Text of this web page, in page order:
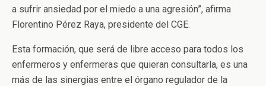
a sufrir ansiedad por el miedo a una agresión”, afirma
Florentino Pérez Raya, presidente del CGE.
Esta formación, que será de libre acceso para todos los
enfermeros y enfermeras que quieran consultarla, es una
más de las sinergias entre el órgano regulador de la